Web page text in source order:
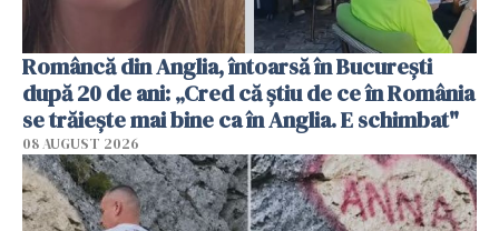
Româncă din Anglia, întoarsă în București
după 20 de ani: „Cred că știu de ce în România
se trăiește mai bine ca în Anglia. E schimbat"
08 AUGUST 2026